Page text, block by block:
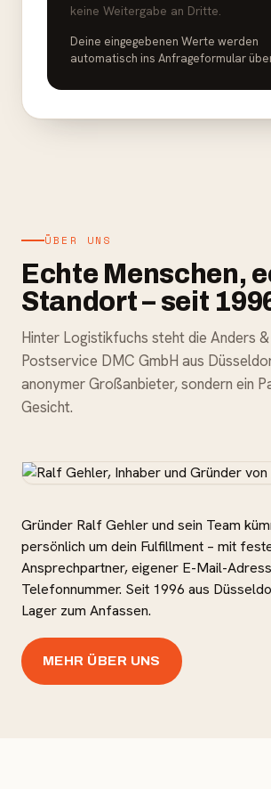
keine Weitergabe an Dritte.
Deine eingegebenen Werte werden
automatisch ins Anfrageformular
ÜBER UNS
Echte Menschen,
Standort – seit
Hinter Logistikfuchs steht die Anders
Postservice DMC GmbH aus
anonymer Großanbieter, sondern ein
Gesicht.
Gründer Ralf Gehler und sein Team
persönlich um dein Fulfillment – mit
Ansprechpartner, eigener E-Mail-
Telefonnummer. Seit 1996 aus
Lager zum Anfassen.
MEHR ÜBER UNS